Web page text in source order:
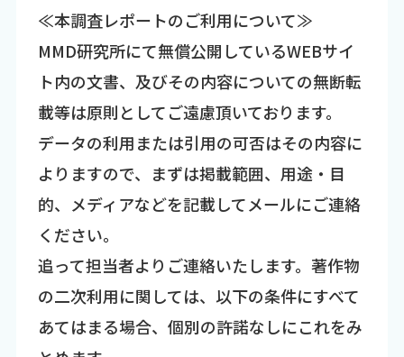
≪本調査レポートのご利用について≫
MMD研究所にて無償公開しているWEBサイ
ト内の文書、及びその内容についての無断転
載等は原則としてご遠慮頂いております。
データの利用または引用の可否はその内容に
よりますので、まずは掲載範囲、用途・目
的、メディアなどを記載してメールにご連絡
ください。
追って担当者よりご連絡いたします。著作物
の二次利用に関しては、以下の条件にすべて
あてはまる場合、個別の許諾なしにこれをみ